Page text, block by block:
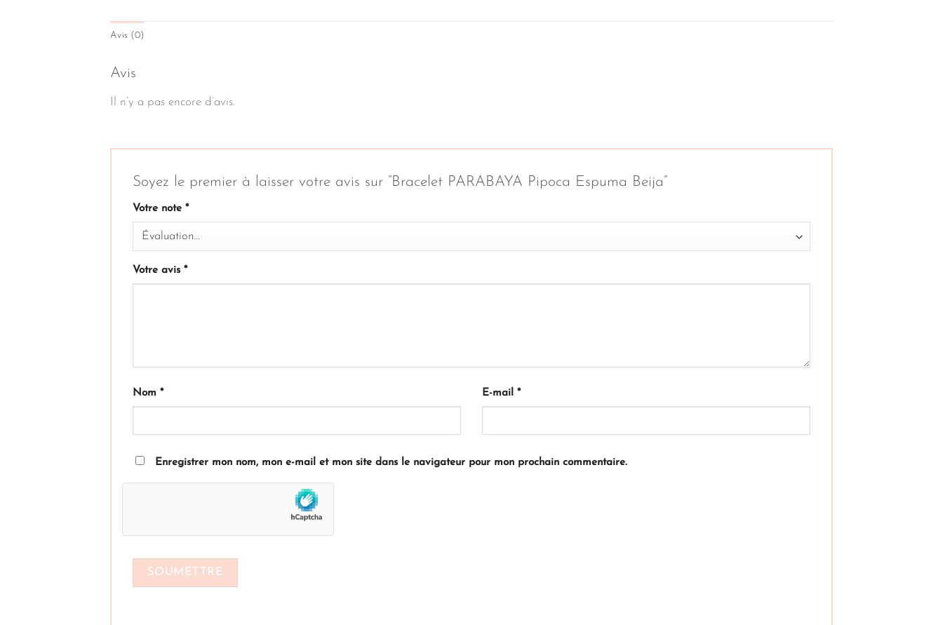
Avis (0)
Avis
Il n’y a pas encore d’avis.
Soyez le premier à laisser votre avis sur “Bracelet PARABAYA Pipoca Espuma Beija”
Votre note *
Votre avis *
Nom * E-mail *
Enregistrer mon nom, mon e-mail et mon site dans le navigateur pour mon prochain commentaire.